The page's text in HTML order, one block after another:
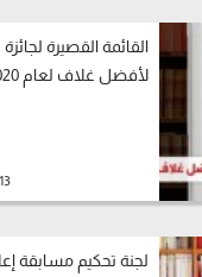
القائمة القصيرة
لأفضل غلاف لعام 2020
13 فبراير 2021 | 01:30 مساءً
لجنة تحكيم مسابقة